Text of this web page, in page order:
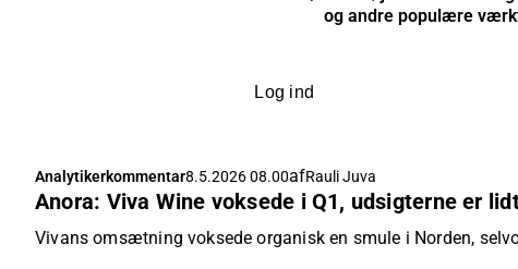
og andre populære
Log ind
Analytikerkommentar8.5.2026 08.00afRauli Juva
Anora: Viva Wine voksede i Q1, udsigterne er
Vivans omsætning voksede organisk en smule i Norden,